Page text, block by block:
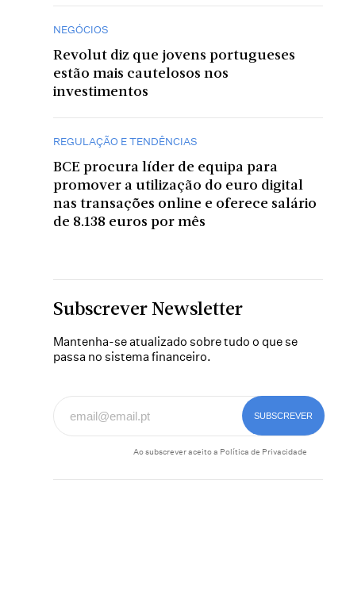
NEGÓCIOS
Revolut diz que jovens portugueses
estão mais cautelosos nos
investimentos
REGULAÇÃO E TENDÊNCIAS
BCE procura líder de equipa para
promover a utilização do euro digital
nas transações online e oferece salário
de 8.138 euros por mês
Subscrever Newsletter
Mantenha-se atualizado sobre tudo o que se
passa no sistema financeiro.
Ao subscrever aceito a Política de Privacidade